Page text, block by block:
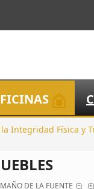
FICINAS C
Integridad Física y
DE LA FUENTE